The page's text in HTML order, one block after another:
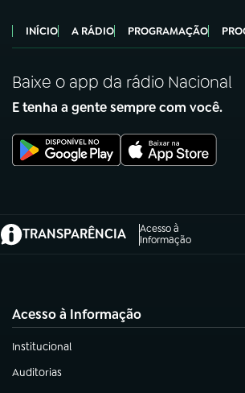
INÍCIO A RÁDIO PROGRAMAÇÃO
Baixe o app da rádio Nacional
E tenha a gente sempre com você.
TRANSPARÊNCIA
Acesso à
Informação
(abre em nova aba)
Acesso à Informação
Institucional
(abre em nova aba)
Auditorias
(abre em nova aba)